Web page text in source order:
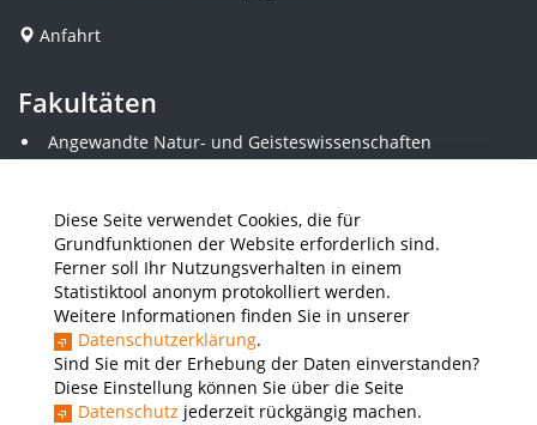
Diese Seite verwendet Cookies, die für
Grundfunktionen der Website erforderlich sind.
Ferner soll Ihr Nutzungsverhalten in einem
Statistiktool anonym protokolliert werden.
Weitere Informationen finden Sie in unserer
Datenschutzerklärung.
Sind Sie mit der Erhebung der Daten einverstanden?
Diese Einstellung können Sie über die Seite
Datenschutz jederzeit rückgängig machen.
Anfahrt
Fakultäten
Angewandte Natur- und Geisteswissenschaften
Angewandte Sozialwissenschaften
Elektrotechnik
Gestaltung
Informatik und Wirtschaftsinformatik
Kunststofftechnik und Vermessung
Maschinenbau
THWS Business School
Wirtschaftsingenieurwesen